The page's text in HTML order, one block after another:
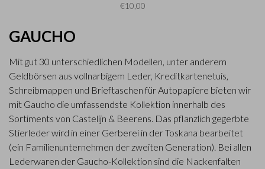
€10,00
GAUCHO
Mit gut 30 unterschiedlichen Modellen, unter anderem
Geldbörsen aus vollnarbigem Leder, Kreditkartenetuis,
Schreibmappen und Brieftaschen für Autopapiere bieten wir
mit Gaucho die umfassendste Kollektion innerhalb des
Sortiments von Castelijn & Beerens. Das pflanzlich gegerbte
Stierleder wird in einer Gerberei in der Toskana bearbeitet
(ein Familienunternehmen der zweiten Generation). Bei allen
Lederwaren der Gaucho-Kollektion sind die Nackenfalten